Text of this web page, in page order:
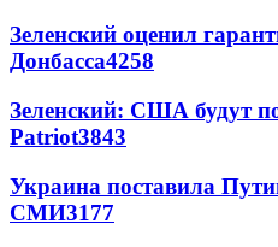
Зеленский оценил
Донбасса4258
Зеленский: США будут
Patriot3843
Украина поставила
СМИ3177